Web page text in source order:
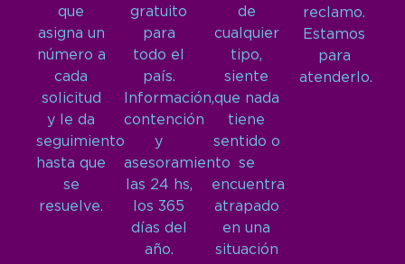
que
asigna un
número a
cada
solicitud
y le da
seguimiento
hasta que
se
resuelve.
gratuito
para
todo el
país.
Información,
contención
y
asesoramiento
las 24 hs,
los 365
días del
año.
de
cualquier
tipo,
siente
que nada
tiene
sentido o
se
encuentra
atrapado
en una
situación
reclamo.
Estamos
para
atenderlo.